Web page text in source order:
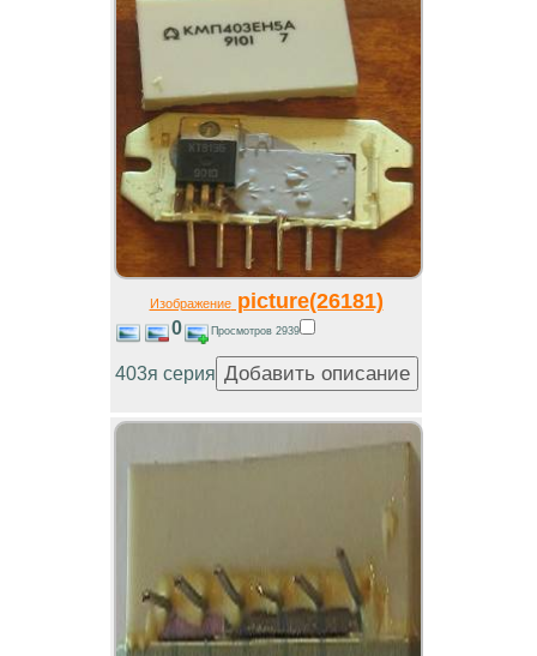
Изображениеpicture(26181)
0 Просмотров 2939
403я серия